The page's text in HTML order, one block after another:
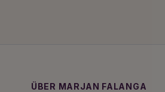
ÜBER MARJAN FALANGA